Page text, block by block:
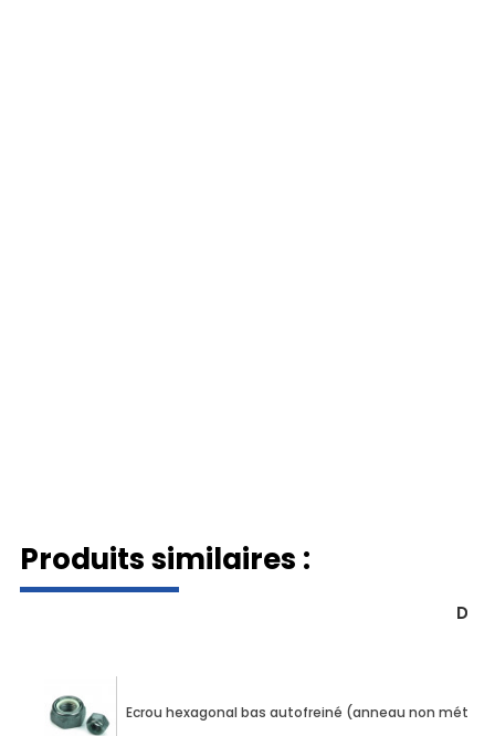
Produits similaires :
Ecrou hexagonal bas autofreiné (anneau non